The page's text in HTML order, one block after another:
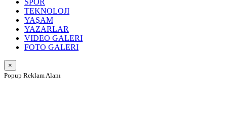
SPOR
TEKNOLOJI
YAŞAM
YAZARLAR
VIDEO GALERI
FOTO GALERI
×
Popup Reklam Alanı